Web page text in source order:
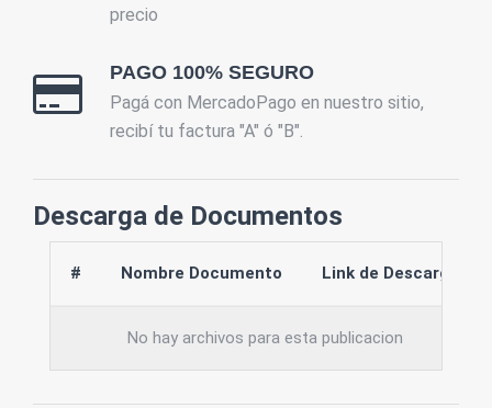
precio
PAGO 100% SEGURO
Pagá con MercadoPago en nuestro sitio,
recibí tu factura "A" ó "B".
Descarga de Documentos
# Nombre Documento Link de Descarga
No hay archivos para esta publicacion